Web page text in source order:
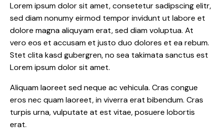
Lorem ipsum dolor sit amet, consetetur sadipscing elitr,
sed diam nonumy eirmod tempor invidunt ut labore et
dolore magna aliquyam erat, sed diam voluptua. At
vero eos et accusam et justo duo dolores et ea rebum.
Stet clita kasd gubergren, no sea takimata sanctus est
Lorem ipsum dolor sit amet.
Aliquam laoreet sed neque ac vehicula. Cras congue
eros nec quam laoreet, in viverra erat bibendum. Cras
turpis urna, vulputate at est vitae, posuere lobortis
erat.